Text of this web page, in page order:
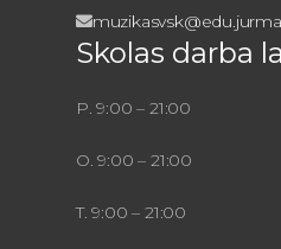
Skolas darba
P. 9:00 – 21:00
O. 9:00 – 21:00
T. 9:00 – 21:00